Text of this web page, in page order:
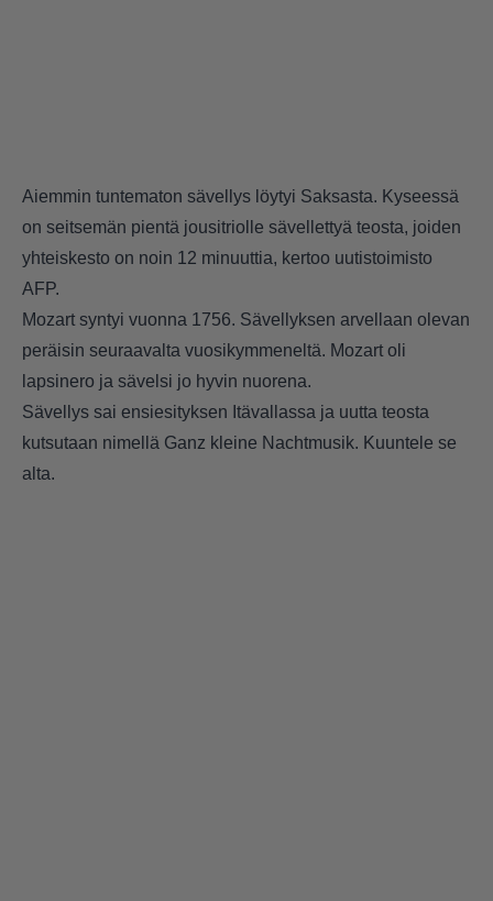
Aiemmin tuntematon sävellys löytyi Saksasta. Kyseessä
on seitsemän pientä jousitriolle sävellettyä teosta, joiden
yhteiskesto on noin 12 minuuttia, kertoo uutistoimisto
AFP.
Mozart syntyi vuonna 1756. Sävellyksen arvellaan olevan
peräisin seuraavalta vuosikymmeneltä. Mozart oli
lapsinero ja sävelsi jo hyvin nuorena.
Sävellys sai ensiesityksen Itävallassa ja uutta teosta
kutsutaan nimellä Ganz kleine Nachtmusik. Kuuntele se
alta.